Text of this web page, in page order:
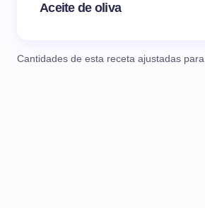
Aceite de oliva
Cantidades de esta receta ajustadas para